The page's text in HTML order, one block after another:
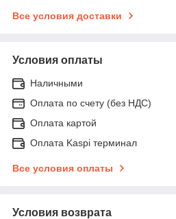
Все условия доставки
Условия оплаты
Наличными
Оплата по счету (без НДС)
Оплата картой
Оплата Kaspi терминал
Все условия оплаты
Условия возврата